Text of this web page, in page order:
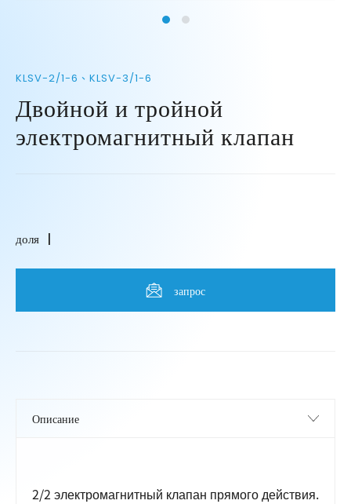
KLSV-2/1-6、KLSV-3/1-6
Двойной и тройной
электромагнитный клапан
доля
запрос
2/2 электромагнитный клапан прямого действия.